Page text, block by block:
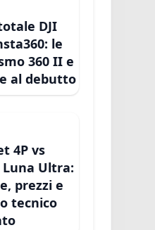
DJI
le
360 II e
al debutto
4P vs
Ultra:
prezzi e
tecnico